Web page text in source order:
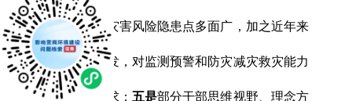
是县域自然灾害风险隐患点多面广，加之近年来
极端天气多发，对监测预警和防灾减灾救灾能力
提出更高要求； 五是部分干部思维视野、理念方